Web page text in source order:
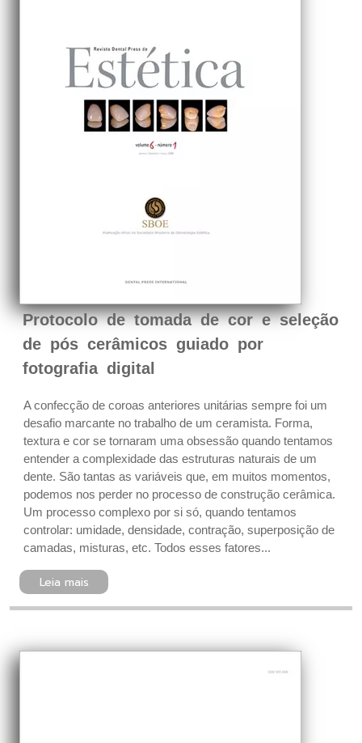
Protocolo de tomada de cor e seleção
de pós cerâmicos guiado por
fotografia digital
A confecção de coroas anteriores unitárias sempre foi um
desafio marcante no trabalho de um ceramista. Forma,
textura e cor se tornaram uma obsessão quando tentamos
entender a complexidade das estruturas naturais de um
dente. São tantas as variáveis que, em muitos momentos,
podemos nos perder no processo de construção cerâmica.
Um processo complexo por si só, quando tentamos
controlar: umidade, densidade, contração, superposição de
camadas, misturas, etc. Todos esses fatores...
Leia mais